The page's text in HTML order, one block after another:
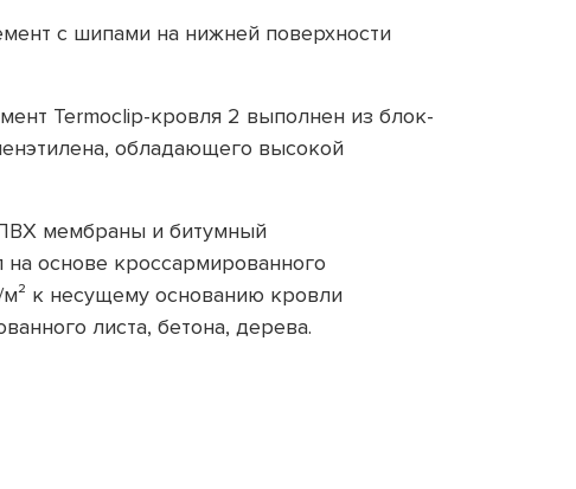
с шипами на нижней поверхности
Termoclip-кровля 2 выполнен из блок-
обладающего высокой
мембраны и битумный
основе кроссармированного
к несущему основанию кровли
листа, бетона, дерева.